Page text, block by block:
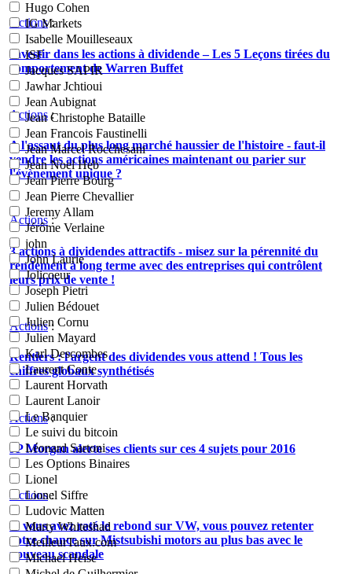
Hugo Cohen
IG Markets
Isabelle Mouilleseaux
ISF
Jacques SAPIR
Jawhar Jchtioui
Jean Aubignat
Jean Christophe Bataille
Jean Francois Faustinelli
Jean Marcel Rocchesani
Jean Noel Heb
Jean Pierre Bourg
Jean Pierre Chevallier
Jeremy Allam
Jérôme Verlaine
john
John Laurie
Jolicoeur
Joseph Pietri
Julien Bédouet
Julien Cornu
Julien Mayard
Karl Descombes
Laurent Conte
Laurent Horvath
Laurent Lanoir
Le Banquier
Le suivi du bitcoin
Léonard Sartoni
Les Options Binaires
Lionel
Lionel Siffre
Ludovic Matten
Marty Whiteshad
MeilleurTaux.com
Michael Heise
Actions:
Investir dans les actions à dividende – Les 5 Leçons tirées du
comportement de Warren Buffet
Actions:
A l'assaut du plus long marché haussier de l'histoire - faut-il
vendre les actions américaines maintenant ou parier sur
l'évènement unique ?
Actions:
3 actions à dividendes attractifs - misez sur la pérennité du
rendement à long terme avec des entreprises qui contrôlent
leurs prix de vente !
Actions:
Rentiers : l'argent des dividendes vous attend ! Tous les
chiffres globaux synthétisés
Actions:
JP Morgan alerte ses clients sur ces 4 sujets pour 2016
Actions:
Si vous avez raté le rebond sur VW, vous pouvez retenter
votre chance sur Mistsubishi motors au plus bas avec le
nouveau scandale